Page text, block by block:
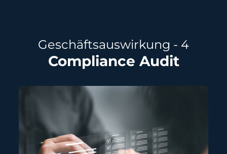
Geschäftsauswirkung - 4
Compliance Audit